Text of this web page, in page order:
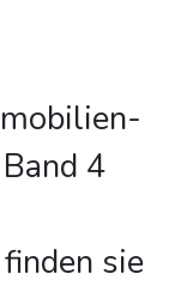
4
sie